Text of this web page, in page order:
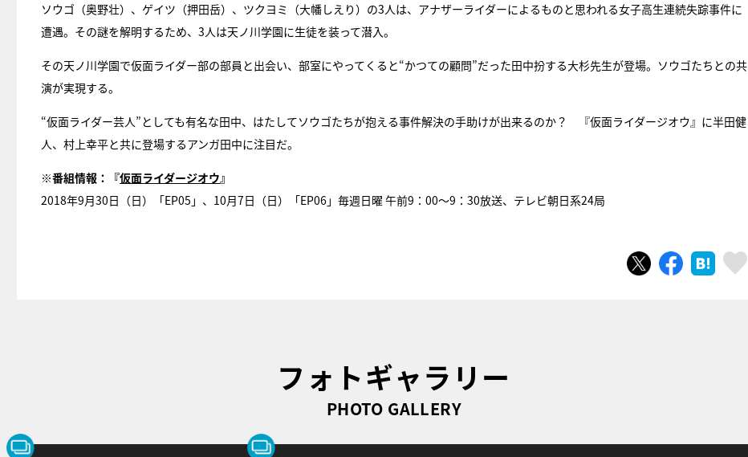
ソウゴ（奥野壮）、ゲイツ（押田岳）、ツクヨミ（大幡しえり）の3人は、アナザーライダーによるものと思われる女子高生連続失踪事件に
遭遇。その謎を解明するため、3人は天ノ川学園に生徒を装って潜入。
その天ノ川学園で仮面ライダー部の部員と出会い、部室にやってくると“かつての顧問”だった田中扮する大杉先生が登場。ソウゴたちとの共
演が実現する。
“仮面ライダー芸人”としても有名な田中、はたしてソウゴたちが抱える事件解決の手助けが出来るのか？ 『仮面ライダージオウ』に半田健
人、村上幸平と共に登場するアンガ田中に注目だ。
※番組情報：『仮面ライダージオウ』
2018年9月30日（日）「EP05」、10月7日（日）「EP06」毎週日曜 午前9：00～9：30放送、テレビ朝日系24局
ツイートシェア はてブ
フォトギャラリー
PHOTO GALLERY